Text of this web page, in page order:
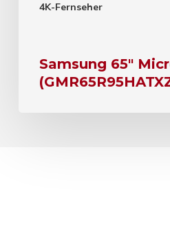
4K-Fernseher
Samsung 65″